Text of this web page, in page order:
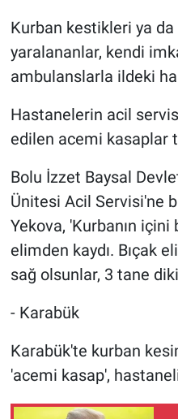
Kurban kestikleri ya
yaralananlar, kendi
ambulanslarla ildeki
Hastanelerin acil
edilen acemi kasaplar
Bolu İzzet Baysal
Ünitesi Acil Servisi'ne
Yekova, 'Kurbanın içini
elimden kaydı. Bıçak
sağ olsunlar, 3 tane
- Karabük
Karabük'te kurban
'acemi kasap',